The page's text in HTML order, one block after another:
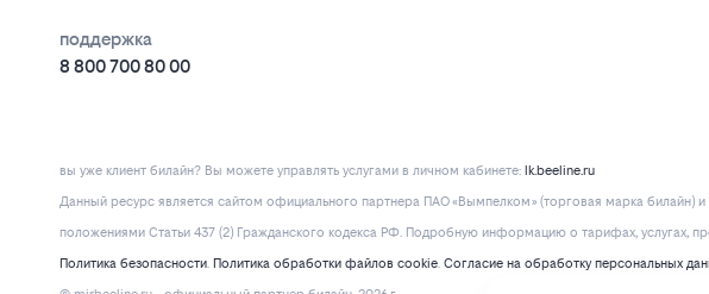
поддержка
8 800 700 80 00
вы уже клиент билайн? Вы можете управлять услугами в личнoм кaбинeтe: lk.beeline.ru
Данный ресурс является сайтом официального партнера ПАО «Вымпелком» (торговая марка билайн)
положениями Статьи 437 (2) Гражданского кодекса РФ. Подробную информацию о тарифах, услугах,
Политика безопасности. Политика обработки файлов cookie. Согласие на обработку персональных